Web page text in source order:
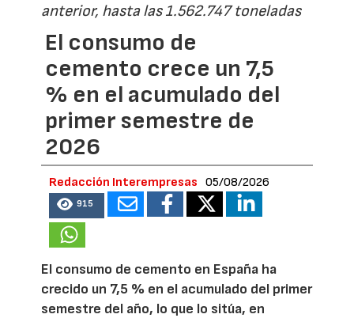
anterior, hasta las 1.562.747 toneladas
El consumo de
cemento crece un 7,5
% en el acumulado del
primer semestre de
2026
Redacción Interempresas 05/08/2026
915
El consumo de cemento en España ha
crecido un 7,5 % en el acumulado del primer
semestre del año, lo que lo sitúa, en